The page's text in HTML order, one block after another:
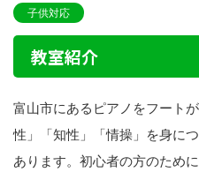
子供対応
教室紹介
富山市にあるピアノをフート
性」「知性」「情操」を身に
あります。初心者の方のため